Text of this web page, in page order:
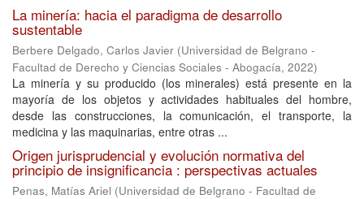
La minería: hacia el paradigma de desarrollo
sustentable
Berbere Delgado, Carlos Javier (Universidad de Belgrano -
Facultad de Derecho y Ciencias Sociales - Abogacía, 2022)
La minería y su producido (los minerales) está presente en la
mayoría de los objetos y actividades habituales del hombre,
desde las construcciones, la comunicación, el transporte, la
medicina y las maquinarias, entre otras ...
Origen jurisprudencial y evolución normativa del
principio de insignificancia : perspectivas actuales
Penas, Matías Ariel (Universidad de Belgrano - Facultad de